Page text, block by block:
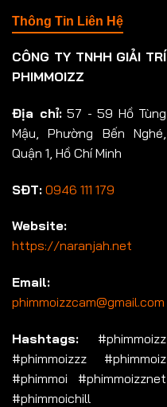
Thông Tin Liên Hệ
CÔNG TY TNHH GIẢI TRÍ
PHIMMOIZZ
Địa chỉ:57 - 59 Hồ Tùng
Mậu, Phường Bến Nghé,
Quận 1, Hồ Chí Minh
SĐT: 0946 111 179
Website:
https://naranjah.net
Email:
phimmoizzcam@gmail.com
Hashtags: #phimmoizz
#phimmoizzz #phimmoiz
#phimmoi #phimmoizznet
#phimmoichill